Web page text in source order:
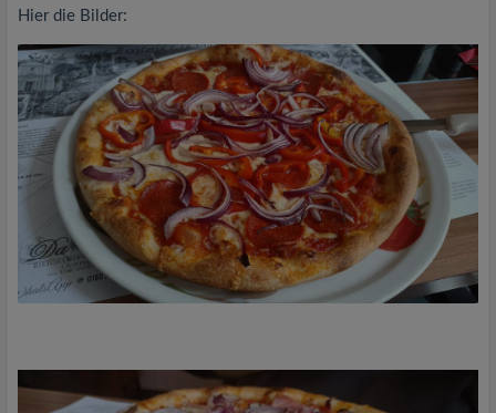
Hier die Bilder: